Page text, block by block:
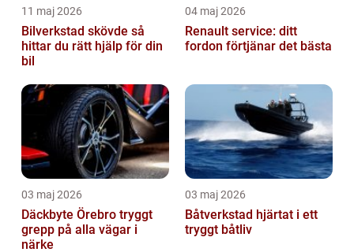
11 maj 2026
Bilverkstad skövde så
hittar du rätt hjälp för din
bil
04 maj 2026
Renault service: ditt
fordon förtjänar det bästa
03 maj 2026
Däckbyte Örebro tryggt
grepp på alla vägar i
närke
03 maj 2026
Båtverkstad hjärtat i ett
tryggt båtliv